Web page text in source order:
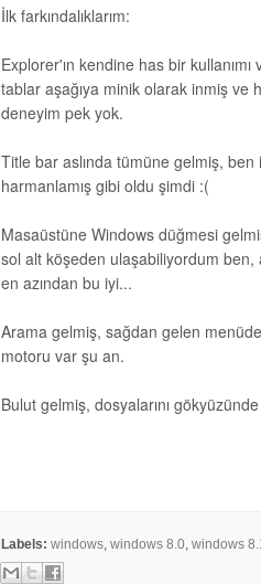
İlk farkındalıklarım:
Explorer'ın kendine has bir
tablar aşağıya minik olarak inmiş
deneyim pek yok.
Title bar aslında tümüne gelmiş,
harmanlamış gibi oldu şimdi :(
Masaüstüne Windows düğmesi
sol alt köşeden ulaşabiliyordum ben,
en azından bu iyi...
Arama gelmiş, sağdan gelen
motoru var şu an.
Bulut gelmiş, dosyalarını
Labels: windows, windows 8.0, windows